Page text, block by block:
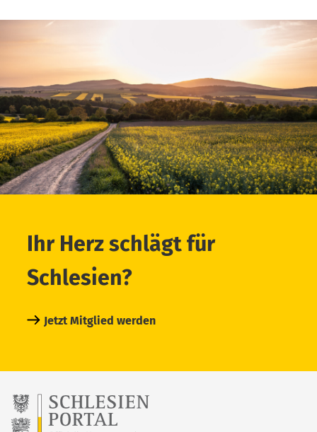
Ihr Herz schlägt für
Schlesien?
Jetzt Mitglied werden